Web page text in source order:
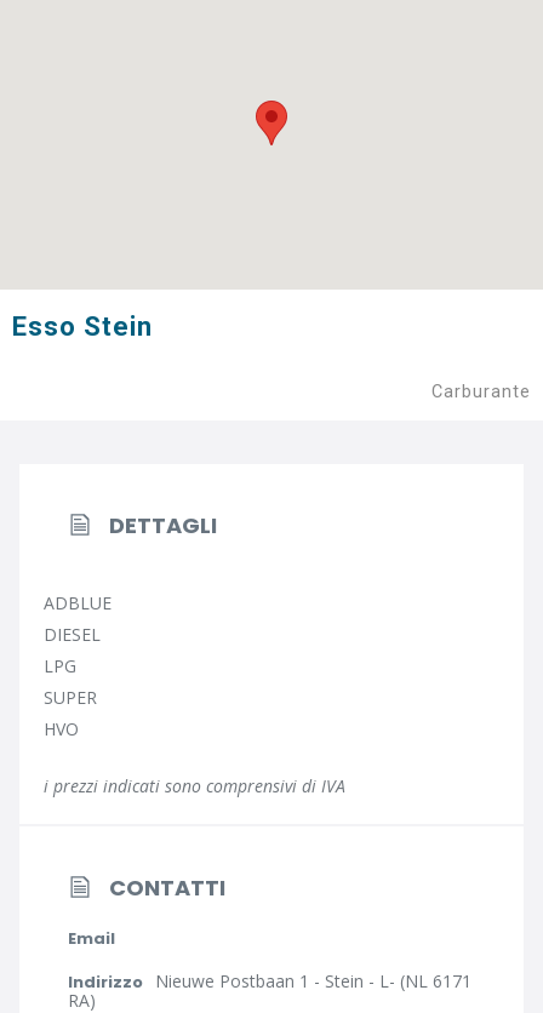
Esso Stein
Carburante
DETTAGLI
ADBLUE
DIESEL
LPG
SUPER
HVO
i prezzi indicati sono comprensivi di IVA
CONTATTI
Email
Indirizzo Nieuwe Postbaan 1 - Stein - L- (NL 6171
RA)